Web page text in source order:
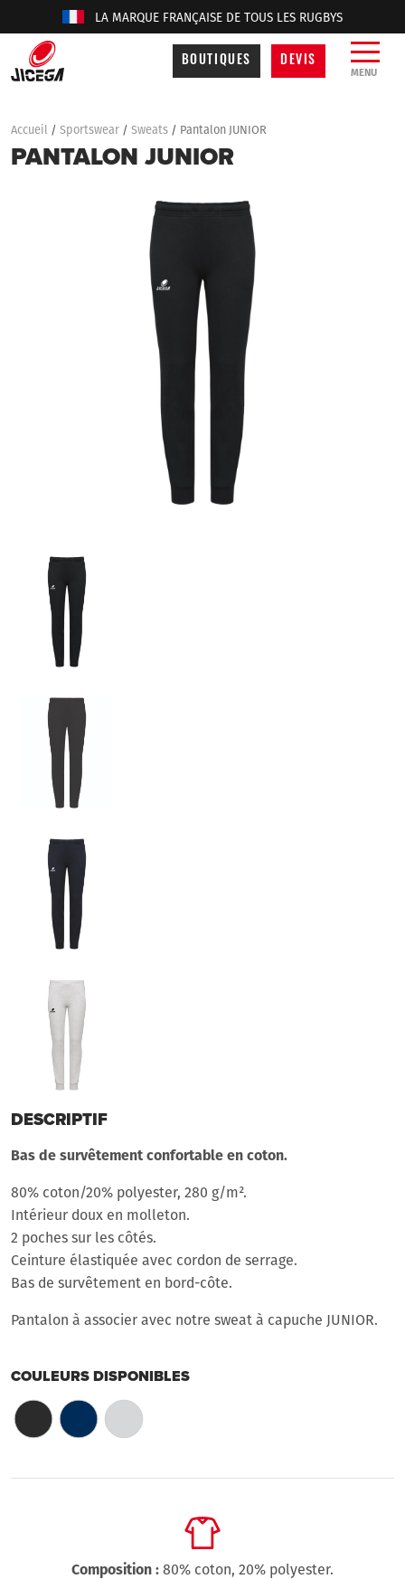
LA MARQUE FRANÇAISE DE TOUS LES RUGBYS
BOUTIQUES DEVIS
MENU
Accueil / Sportswear / Sweats / Pantalon JUNIOR
PANTALON JUNIOR
DESCRIPTIF
Bas de survêtement confortable en coton.
80% coton/20% polyester, 280 g/m².
Intérieur doux en molleton.
2 poches sur les côtés.
Ceinture élastiquée avec cordon de serrage.
Bas de survêtement en bord-côte.
Pantalon à associer avec notre sweat à capuche JUNIOR.
COULEURS DISPONIBLES
Composition : 80% coton, 20% polyester.